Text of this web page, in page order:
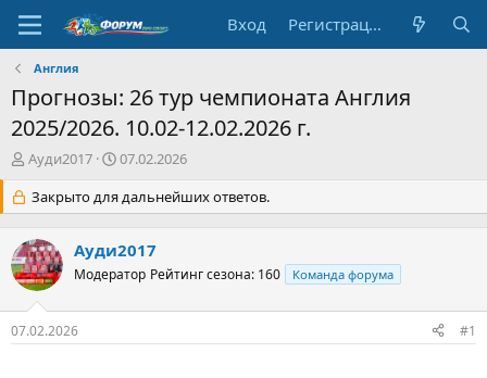
Вход Регистрация
Англия
Прогнозы: 26 тур чемпионата Англия
2025/2026. 10.02-12.02.2026 г.
А
т
о
р
т
е
м
ы
Ауди2017
Д
т
а
а
ч
л
07.02.2026
Закрыто для дальнейших ответов.
Ауди2017
Модератор Рейтинг сезона: 160 Команда форума
07.02.2026 #1